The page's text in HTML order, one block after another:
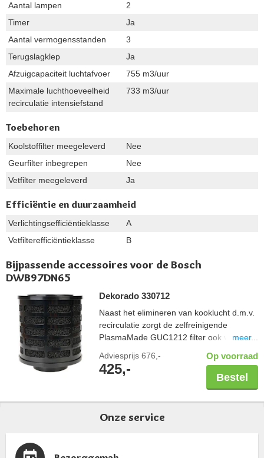
Aantal lampen
2
Timer
Ja
Aantal vermogensstanden
3
Terugslagklep
Ja
Afzuigcapaciteit luchtafvoer
755 m3/uur
Maximale luchthoeveelheid
recirculatie intensiefstand
733 m3/uur
Toebehoren
Koolstoffilter meegeleverd
Nee
Geurfilter inbegrepen
Nee
Vetfilter meegeleverd
Ja
Efficiëntie en duurzaamheid
Verlichtingsefficiëntieklasse
A
Vetfilterefficiëntieklasse
B
Bijpassende accessoires voor de Bosch
DWB97DN65
Dekorado 330712
Naast het elimineren van kooklucht d.m.v.
recirculatie zorgt de zelfreinigende
PlasmaMade GUC1212 filter ook voor een
pollen en bacteriën. Controleer altijd de
maatvoering van uw schacht in combinatie
met een PlasmaMade filter. Let hierbij op
de breedte en diepte, maar ook een
benodigde hoogte van 20cm. Capaciteit
600 m3/u.
meer...
Adviesprijs 676,-
425,-
Op voorraad
Bestel
Onze service